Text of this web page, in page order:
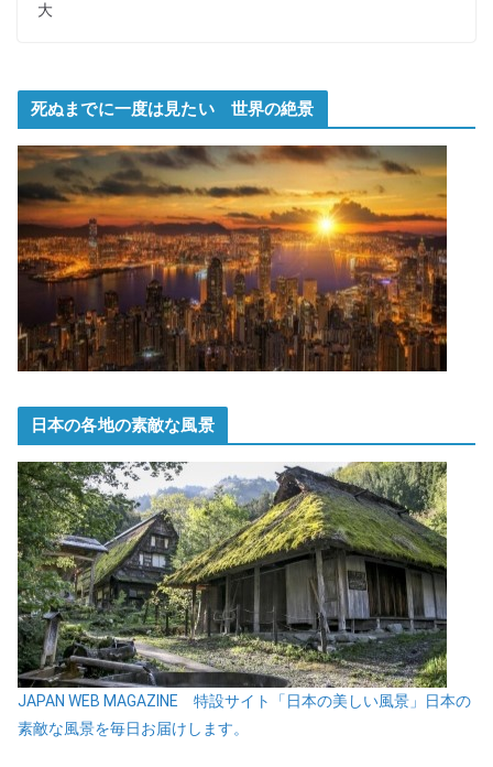
大
死ぬまでに一度は見たい 世界の絶景
日本の各地の素敵な風景
JAPAN WEB MAGAZINE 特設サイト「日本の美しい風景」日本の
素敵な風景を毎日お届けします。